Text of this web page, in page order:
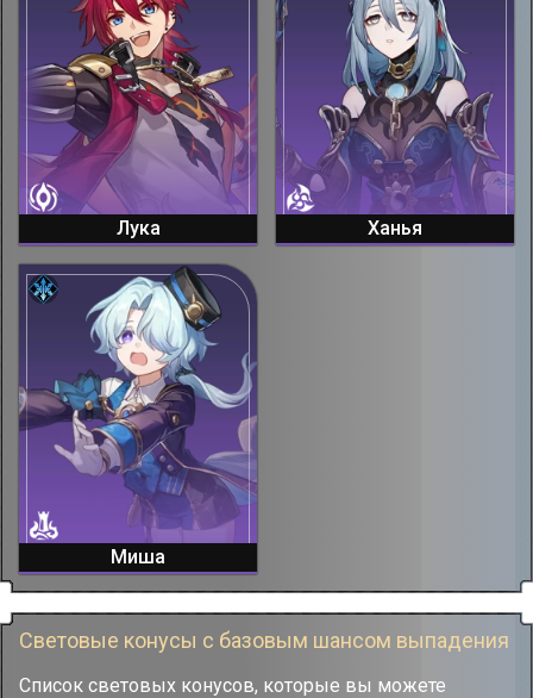
Лука Ханья
Миша
Световые конусы с базовым шансом выпадения
Список световых конусов, которые вы можете